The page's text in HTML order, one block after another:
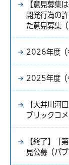
【意見募集
開発行為の
た意見募集
2026年度（
2025年度（
「大井川河
ブリックコメ
【終了】「
見公募（パ